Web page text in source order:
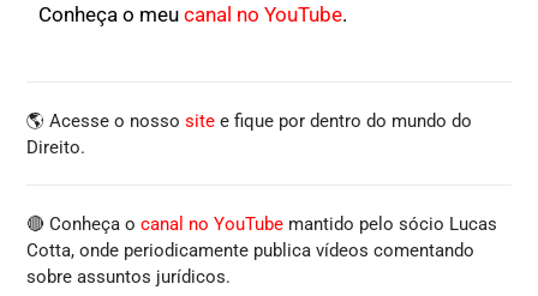
Conheça o meucanal no YouTube.
🌎 Acesse o nossosite e fique por dentro do mundo do
Direito.
🔴 Conheça ocanal no YouTube mantido pelo sócio Lucas
Cotta, onde periodicamente publica vídeos comentando
sobre assuntos jurídicos.